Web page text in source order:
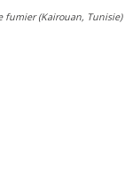
fumier (Kairouan, Tunisie)